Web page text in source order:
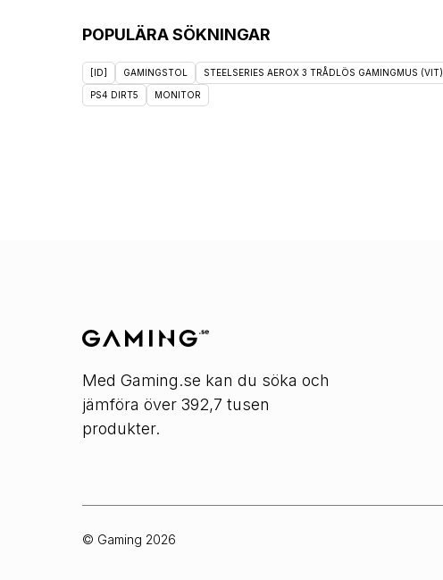
POPULÄRA SÖKNINGAR
[ID] GAMINGSTOL STEELSERIES AEROX 3 TRÅDLÖS GAMINGMUS (VIT)
PS4 DIRT5 MONITOR
Med Gaming.se kan du söka och
jämföra över 392,7 tusen
produkter.
© Gaming 2026